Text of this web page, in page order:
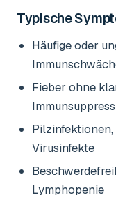
Typische
Häufige oder
Fieber ohne
Virusinfekte
Lymphopenie